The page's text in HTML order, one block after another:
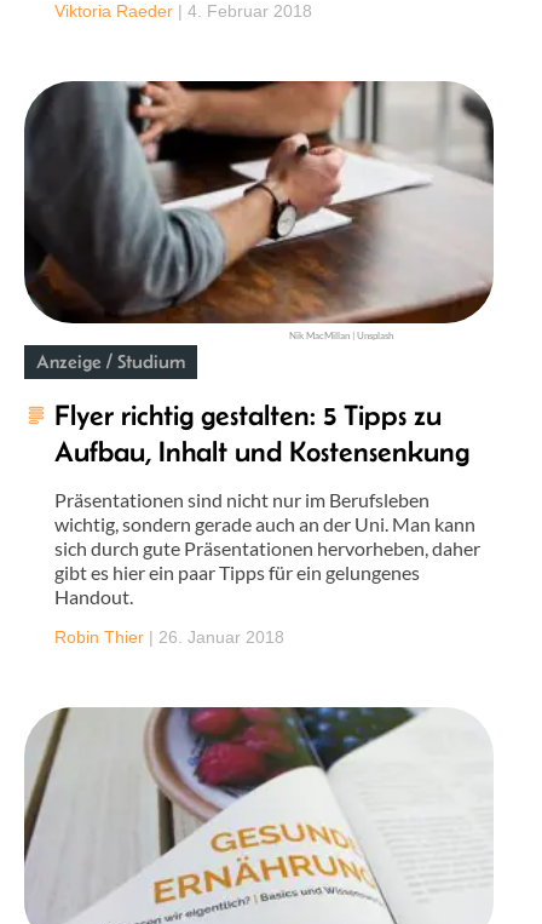
Viktoria Raeder | 4. Februar 2018
Nik MacMillan | Unsplash
Anzeige / Studium
Flyer richtig gestalten: 5 Tipps zu
Aufbau, Inhalt und Kostensenkung
Präsentationen sind nicht nur im Berufsleben
wichtig, sondern gerade auch an der Uni. Man kann
sich durch gute Präsentationen hervorheben, daher
gibt es hier ein paar Tipps für ein gelungenes
Handout.
Robin Thier | 26. Januar 2018